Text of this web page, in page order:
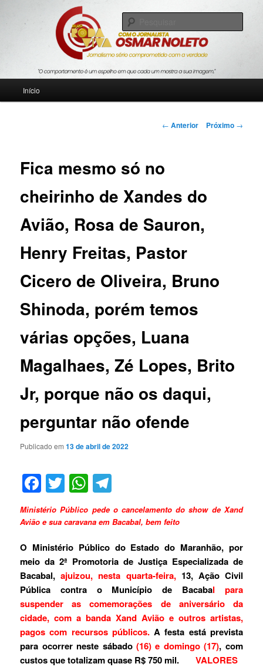
Blog Roda Viva
Jornalismo sério comprometido com a verdade
Início
Navegação
← Anterior Próximo →
Fica mesmo só no
cheirinho de Xandes do
Avião, Rosa de Sauron,
Henry Freitas, Pastor
Cicero de Oliveira, Bruno
Shinoda, porém temos
várias opções, Luana
Magalhaes, Zé Lopes, Brito
Jr, porque não os daqui,
perguntar não ofende
Publicado em13 de abril de 2022
Facebook
TwitterWhatsApp
Ministério Público pede o cancelamento do show de Xand
Avião e sua caravana em Bacabal, bem feito
O Ministério Público do Estado do Maranhão, por
meio da 2ª Promotoria de Justiça Especializada de
Bacabal, ajuizou, nesta quarta-feira, 13, Ação Civil
Pública contra o Município de Bacabal para
suspender as comemorações de aniversário da
cidade, com a banda Xand Avião e outros artistas,
pagos com recursos públicos.A festa está prevista
para ocorrer neste sábado (16) e domingo (17), com
custos que totalizam quase R$ 750 mil.VALORES